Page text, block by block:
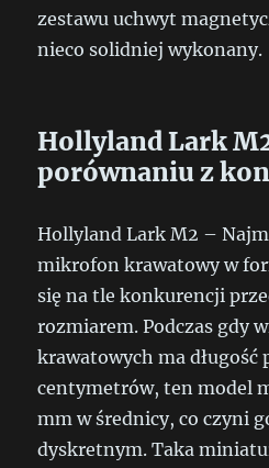
zestawu uchwyt
nieco solidniej wykonany.
Hollyland Lark
porównaniu z
Hollyland Lark M2 –
mikrofon krawatowy w
się na tle konkurencji
rozmiarem. Podczas gdy
krawatowych ma
centymetrów, ten model
mm w średnicy, co czyni
dyskretnym. Taka